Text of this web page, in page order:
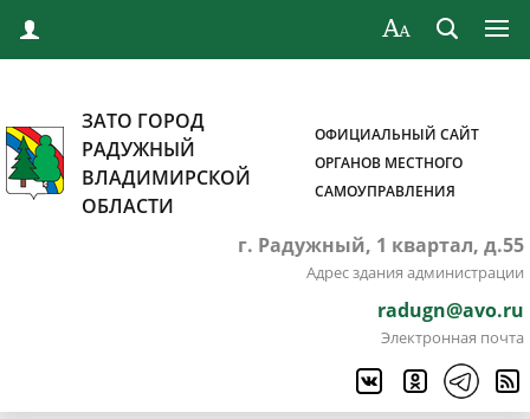
ЗАТО ГОРОД
РАДУЖНЫЙ
ВЛАДИМИРСКОЙ
ОБЛАСТИ
ОФИЦИАЛЬНЫЙ САЙТ
ОРГАНОВ МЕСТНОГО
САМОУПРАВЛЕНИЯ
г. Радужный, 1 квартал, д.55
Адрес здания администрации
radugn@avo.ru
Электронная почта